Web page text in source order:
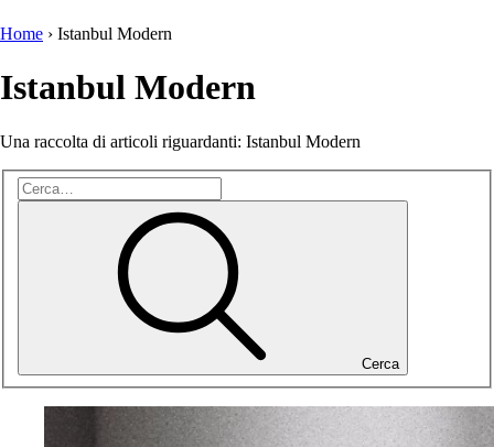
Home › Istanbul Modern
Istanbul Modern
Una raccolta di articoli riguardanti: Istanbul Modern
Cerca